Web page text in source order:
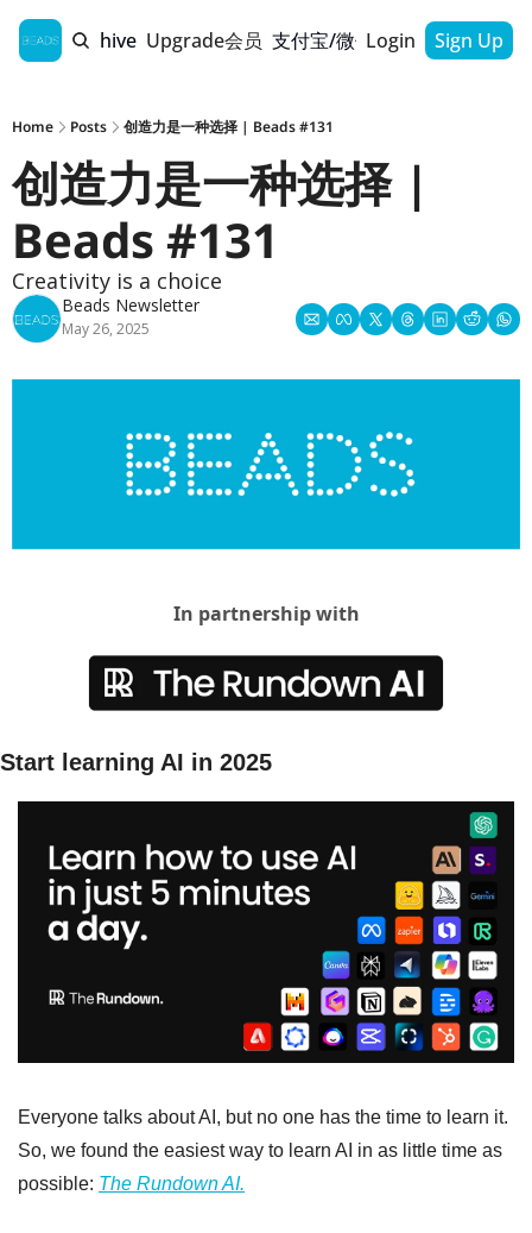
Home Archive Upgrade会员 支付宝/微信支付通道
Login Sign Up
Home Posts 创造力是一种选择 | Beads #131
创造力是一种选择 |
Beads #131
Creativity is a choice
Beads Newsletter
May 26, 2025
In partnership with
Start learning AI in 2025
Everyone talks about AI, but no one has the time to learn it.
So, we found the easiest way to learn AI in as little time as
possible: The Rundown AI.